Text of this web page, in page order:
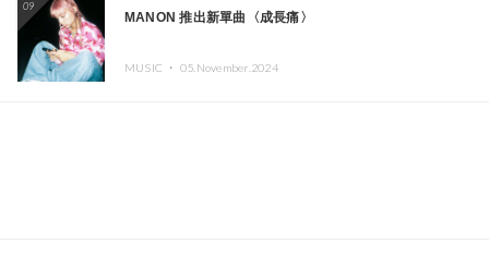
09
MANON 推出新單曲〈成長痛〉
MUSIC ・ 05.November.2024